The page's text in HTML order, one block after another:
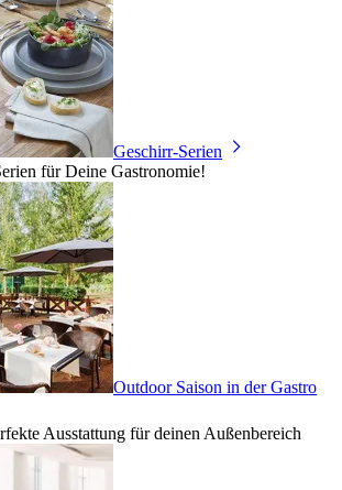
Geschirr-Serien
für Deine Gastronomie!
Outdoor Saison in der Gastro
Ausstattung für deinen Außenbereich